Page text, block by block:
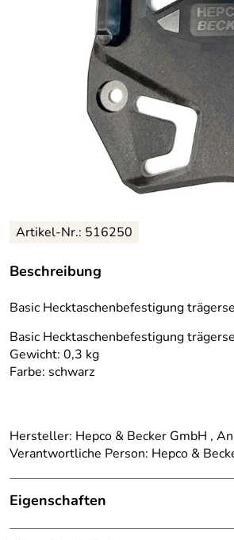
Artikel-Nr.: 516250
Beschreibung
Basic Hecktaschenbefestigung
Basic Hecktaschenbefestigung
Gewicht: 0,3 kg
Farbe: schwarz
Hersteller: Hepco & Becker GmbH ,
Verantwortliche Person: Hepco &
Eigenschaften
Details